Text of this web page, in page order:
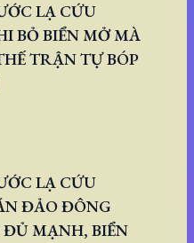
LẠ CỨU
BỎ BIỂN MỞ MÀ
TRẬN TỰ BÓP
LẠ CỨU
ĐẢO ĐÔNG
ĐỦ MẠNH, BIỂN